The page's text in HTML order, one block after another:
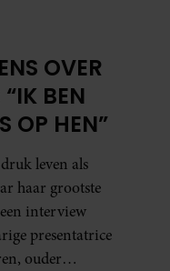
OVER
BEN
OP HEN”
leven als
haar grootste
interview
presentatrice
ouder